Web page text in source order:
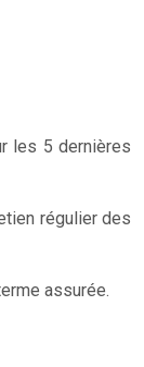
les 5 dernières
régulier des
assurée.